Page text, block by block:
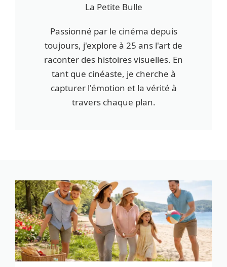
La Petite Bulle
Passionné par le cinéma depuis
toujours, j'explore à 25 ans l'art de
raconter des histoires visuelles. En
tant que cinéaste, je cherche à
capturer l'émotion et la vérité à
travers chaque plan.